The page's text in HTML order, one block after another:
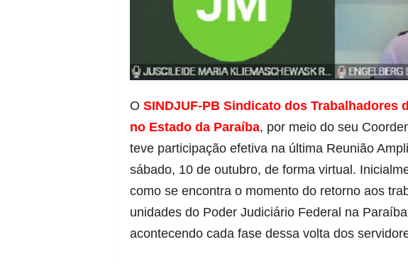
O SINDJUF-PB Sindicato dos Trabalhadores
no Estado da Paraíba, por meio do seu
teve participação efetiva na última Reunião
sábado, 10 de outubro, de forma virtual.
como se encontra o momento do retorno aos
unidades do Poder Judiciário Federal na
acontecendo cada fase dessa volta dos